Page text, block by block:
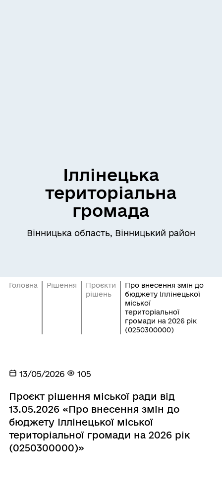
Іллінецька
територіальна
громада
Вінницька область, Вінницький район
Головна Рішення
Проєкти
рішень
Про внесення змін до
бюджету Іллінецької
міської
територіальної
громади на 2026 рік
(0250300000)
13/05/2026 105
Проєкт рішення міської ради від
13.05.2026 «Про внесення змін до
бюджету Іллінецької міської
територіальної громади на 2026 рік
(0250300000)»